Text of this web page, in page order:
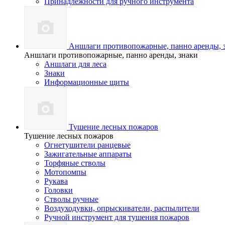
Аншлаги противопожарные, панно аренды,
Аншлаги противопожарные, панно аренды, знаки
Аншлаги для леса
Знаки
Информационные щиты
Тушение лесных пожаров
Тушение лесных пожаров
Огнетушители ранцевые
Зажигательные аппараты
Торфяные стволы
Мотопомпы
Рукава
Головки
Стволы ручные
Воздуходувки, опрыскиватели, распылители
Ручной инструмент для тушения пожаров